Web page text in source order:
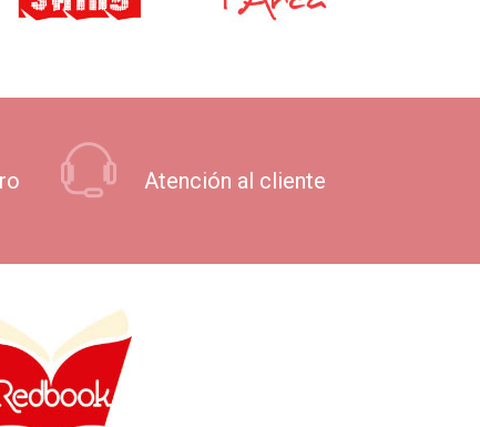
Atención al cliente